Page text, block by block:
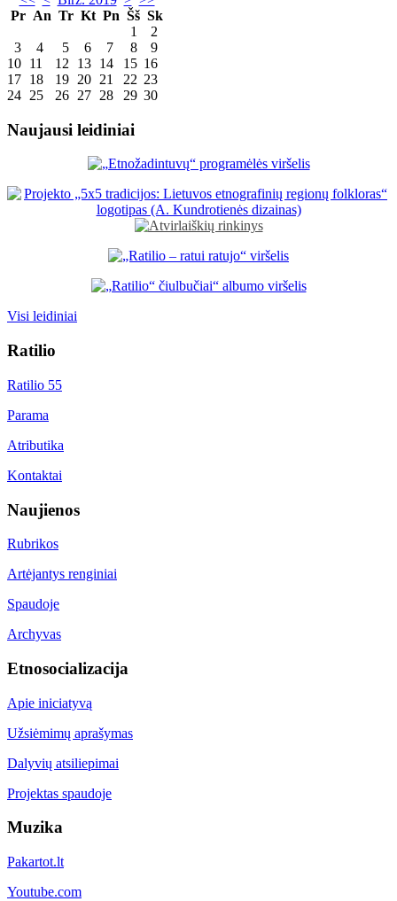
Pr An Tr Kt Pn Šš Sk
1
2
3
4 5 6 7 8
9
10 11 12 13 14 15 16
17 18 19 20 21 22 23
24 25 26 27 28 29 30
Naujausi leidiniai
Visi leidiniai
Ratilio
Ratilio 55
Parama
Atributika
Kontaktai
Naujienos
Rubrikos
Artėjantys renginiai
Spaudoje
Archyvas
Etnosocializacija
Apie iniciatyvą
Užsiėmimų aprašymas
Dalyvių atsiliepimai
Projektas spaudoje
Muzika
Pakartot.lt
Youtube.com